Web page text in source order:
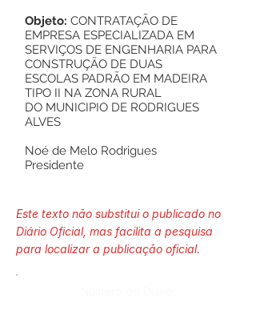
Objeto: CONTRATAÇÃO DE
EMPRESA ESPECIALIZADA EM
SERVIÇOS DE ENGENHARIA PARA
CONSTRUÇÃO DE DUAS
ESCOLAS PADRÃO EM MADEIRA
TIPO II NA ZONA RURAL
DO MUNICIPIO DE RODRIGUES
ALVES
Noé de Melo Rodrigues
Presidente
Este texto não substitui o publicado no
Diário Oficial, mas facilita a pesquisa
para localizar a publicação oficial.